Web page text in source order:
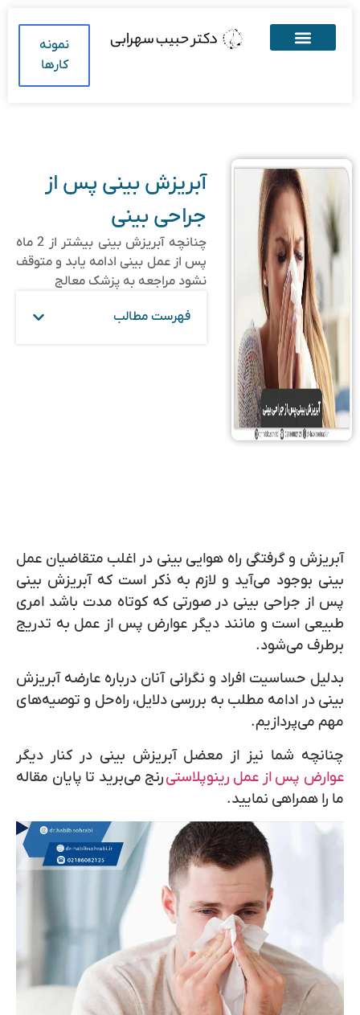
نمونه
کارها
آبریزش بینی پس از
جراحی بینی
چنانچه آبریزش بینی بیشتر از 2 ماه
پس از عمل بینی ادامه یابد و متوقف
نشود مراجعه به پزشک معالج
فهرست مطالب
آبریزش و گرفتگی راه هوایی بینی در اغلب متقاضیان عمل
بینی بوجود می‌آید و لازم به ذکر است که آبریزش بینی
پس از جراحی بینی در صورتی که کوتاه مدت باشد امری
طبیعی است و مانند دیگر عوارض پس از عمل به تدریج
برطرف می‌شود.
بدلیل حساسیت افراد و نگرانی آنان درباره عارضه آبریزش
بینی در ادامه مطلب به بررسی دلایل، راه‌حل و توصیه‌های
مهم می‌پردازیم.
چنانچه شما نیز از معضل آبریزش بینی در کنار دیگر
عوارض پس از عمل رینوپلاستیرنج می‌برید تا پایان مقاله
ما را همراهی نمایید.